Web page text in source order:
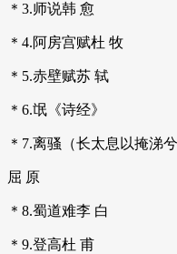
＊3.师说韩 愈
＊4.阿房宫赋杜 牧
＊5.赤壁赋苏 轼
＊6.氓《诗经》
＊7.离骚（长太息以掩涕
屈 原
＊8.蜀道难李 白
＊9.登高杜 甫